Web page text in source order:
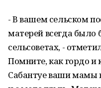
- В вашем сельском
матерей всегда было
сельсоветах, -
Помните, как гордо и
Сабантуе ваши мамы